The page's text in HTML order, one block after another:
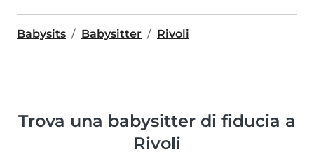
Babysits Babysitter Rivoli
Trova una babysitter di fiducia a
Rivoli